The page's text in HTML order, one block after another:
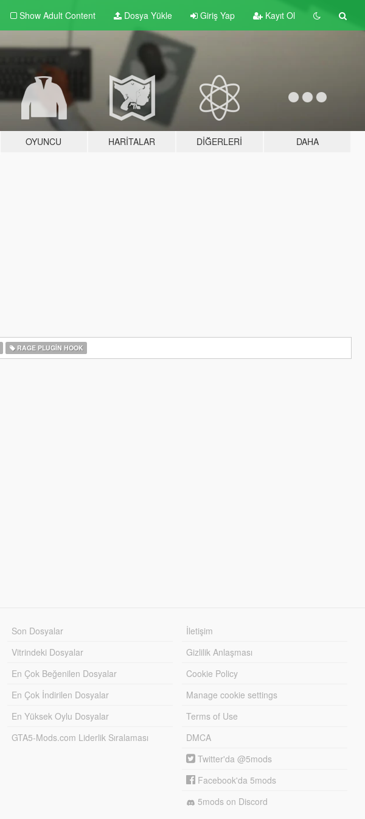
Show Adult Content Dosya Yükle Giriş Yap Kayıt Ol
OYUNCU HARITALAR DIĞERLERI DAHA
RAGE PLUGIN HOOK
Son Dosyalar
Vitrindeki Dosyalar
En Çok Beğenilen Dosyalar
En Çok İndirilen Dosyalar
En Yüksek Oylu Dosyalar
GTA5-Mods.com Liderlik Sıralaması
İletişim
Gizlilik Anlaşması
Cookie Policy
Manage cookie settings
Terms of Use
DMCA
Twitter'da @5mods
Facebook'da 5mods
5mods on Discord